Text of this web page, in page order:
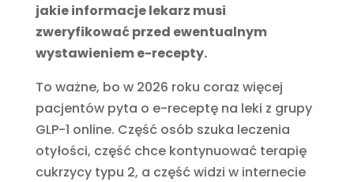
jakie informacje lekarz musi
zweryfikować przed ewentualnym
wystawieniem e-recepty.
To ważne, bo w 2026 roku coraz więcej
pacjentów pyta o e-receptę na leki z grupy
GLP-1 online. Część osób szuka leczenia
otyłości, część chce kontynuować terapię
cukrzycy typu 2, a część widzi w internecie